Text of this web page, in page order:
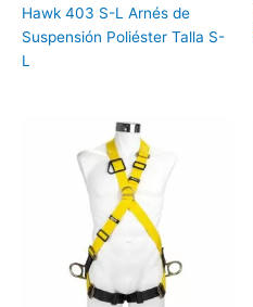
Hawk 403 S-L Arnés de
Suspensión Poliéster Talla S-
L